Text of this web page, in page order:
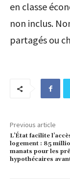
en classe
non inclus.
partagés ou
Previous article
L’État facilite
logement : 85
manats pour les
hypothécaires